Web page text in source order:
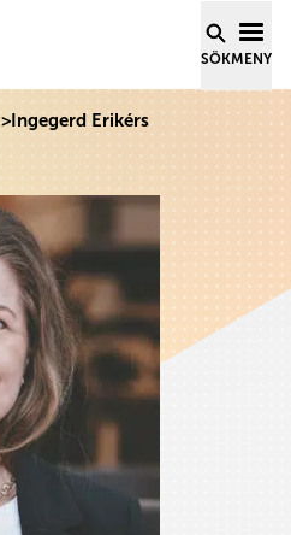
SÖKMENY
>Ingegerd Erikérs